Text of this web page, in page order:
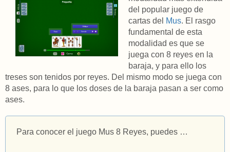
del popular juego de
cartas del Mus. El rasgo
fundamental de esta
modalidad es que se
juega con 8 reyes en la
baraja, y para ello los
treses son tenidos por reyes. Del mismo modo se juega con
8 ases, para lo que los doses de la baraja pasan a ser como
ases.
Para conocer el juego Mus 8 Reyes, puedes …